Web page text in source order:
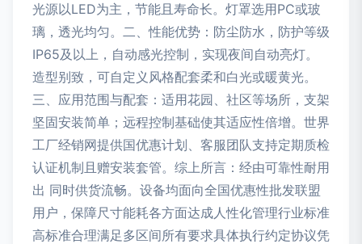
光源以LED为主，节能且寿命长。灯罩选用PC或玻
璃，透光均匀。二、性能优势：防尘防水，防护等级
IP65及以上，自动感光控制，实现夜间自动亮灯。
造型别致，可自定义风格配套柔和白光或暖黄光。
三、应用范围与配套：适用花园、社区等场所，支架
坚固安装简单；远程控制基础使其适应性倍增。世界
工厂经销网提供国优惠计划、客服团队支持定期质检
认证机制且赠安装套管。综上所言：经由可靠性耐用
出 同时供货流畅。设备均面向全国优惠性批发联盟
用户，保障尺寸能耗各方面达成人性化管理行业标准
高标准合理满足多区间所有要求具体执行约定协议凭